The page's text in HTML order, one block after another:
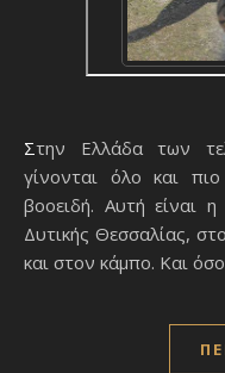
Στην Ελλάδα των τελευταίων ετών, τα αμνοερίφια
γίνονται όλο και
βοοειδή. Αυτή είναι
Δυτικής Θεσσαλίας,
και στον κάμπο. Και